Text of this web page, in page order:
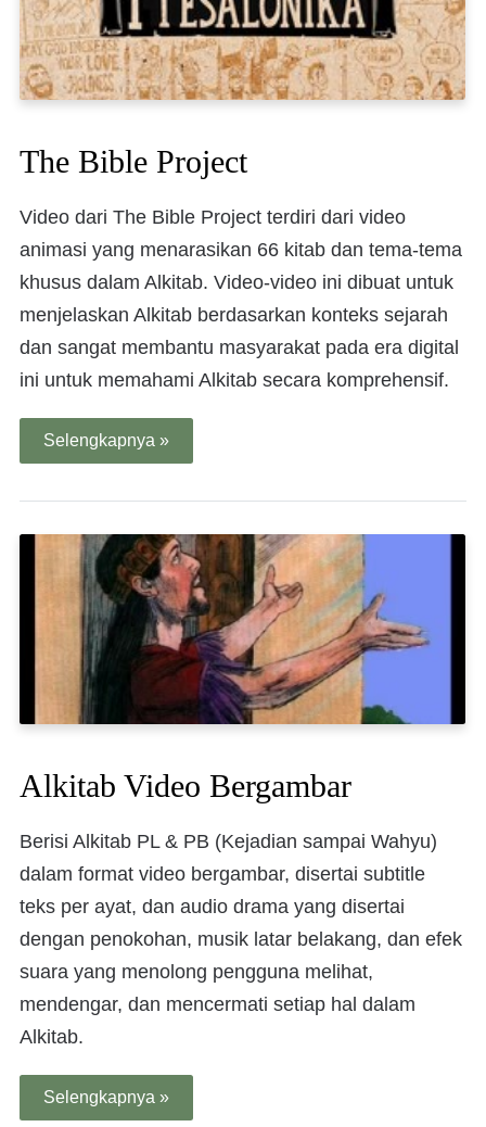
The Bible Project
Video dari The Bible Project terdiri dari video
animasi yang menarasikan 66 kitab dan tema-tema
khusus dalam Alkitab. Video-video ini dibuat untuk
menjelaskan Alkitab berdasarkan konteks sejarah
dan sangat membantu masyarakat pada era digital
ini untuk memahami Alkitab secara komprehensif.
Selengkapnya »
Alkitab Video Bergambar
Berisi Alkitab PL & PB (Kejadian sampai Wahyu)
dalam format video bergambar, disertai subtitle
teks per ayat, dan audio drama yang disertai
dengan penokohan, musik latar belakang, dan efek
suara yang menolong pengguna melihat,
mendengar, dan mencermati setiap hal dalam
Alkitab.
Selengkapnya »